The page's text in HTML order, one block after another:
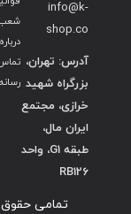
info@k-
shop.co
آدرس: تهران،
بزرگراه شهید
خرازی، مجتمع
ایران مال،
طبقه G1، واحد
RB126
تمامی